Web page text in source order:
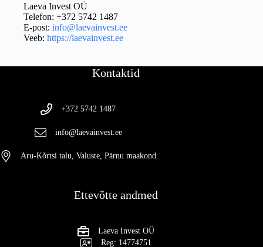
Laeva Invest OÜ
Telefon: +372 5742 1487
E-post:info@laevainvest.ee
Veeb:https://laevainvest.ee
Kontaktid
+372 5742 1487
info@laevainvest.ee
Aru-Kõrtsi talu, Valuste, Pärnu maakond
Ettevõtte andmed
Laeva Invest OÜ
Reg: 14774751